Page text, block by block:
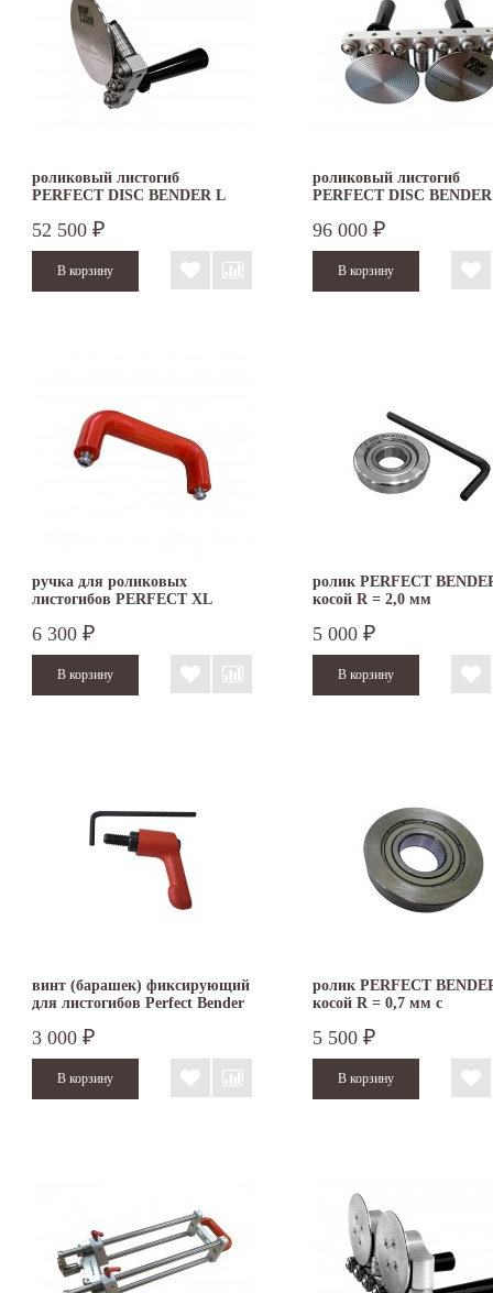
роликовый листогиб
PERFECT DISC BENDER L
52 500 ₽
роликовый листогиб
PERFECT DISC
96 000 ₽
ручка для роликовых
листогибов PERFECT XL
6 300 ₽
ролик PERFECT
косой R = 2,0 мм
5 000 ₽
винт (барашек) фиксирующий
для листогибов Perfect Bender
3 000 ₽
ролик PERFECT
косой R = 0,7 мм с
5 500 ₽